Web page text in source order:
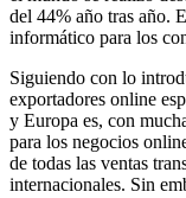
del 44% año tras año.
informático para los
Siguiendo con lo
exportadores online
y Europa es, con
para los negocios
de todas las ventas
internacionales. Sin